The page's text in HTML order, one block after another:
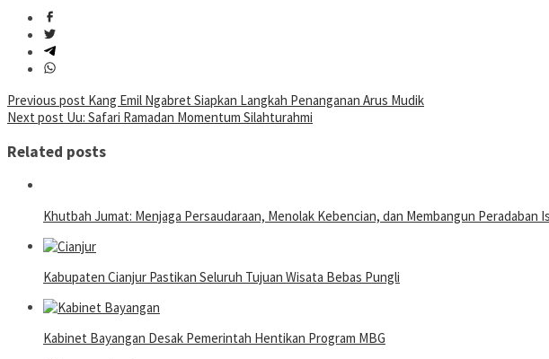
Post
navigation
Previous post Kang Emil Ngabret Siapkan Langkah Penanganan Arus Mudik
Next post Uu: Safari Ramadan Momentum Silahturahmi
Related posts
Khutbah Jumat: Menjaga Persaudaraan, Menolak Kebencian, dan Membangun Peradaban
Kabupaten Cianjur Pastikan Seluruh Tujuan Wisata Bebas Pungli
Kabinet Bayangan Desak Pemerintah Hentikan Program MBG